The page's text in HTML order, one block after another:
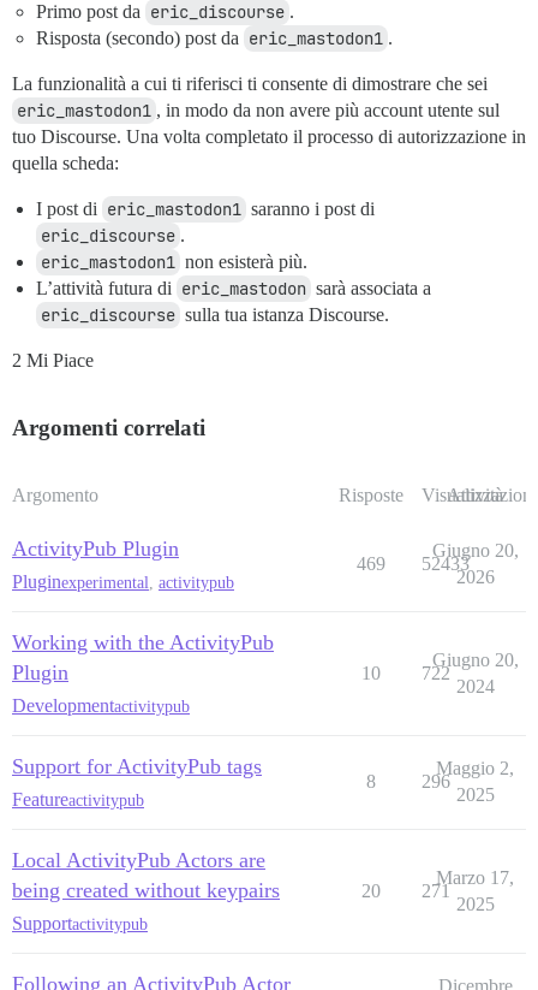
Primo post da eric_discourse .
Risposta (secondo) post da eric_mastodon1 .
La funzionalità a cui ti riferisci ti consente di dimostrare che sei
eric_mastodon1 , in modo da non avere più account utente sul
tuo Discourse. Una volta completato il processo di autorizzazione in
quella scheda:
I post di eric_mastodon1 saranno i post di
eric_discourse .
eric_mastodon1 non esisterà più.
L’attività futura di eric_mastodon sarà associata a
eric_discourse sulla tua istanza Discourse.
2 Mi Piace
Argomenti correlati
Argomento Risposte Visualizzazioni
Attività
ActivityPub Plugin
Pluginexperimental activitypub
469 52433
Giugno 20,
2026
Working with the ActivityPub
Plugin
Developmentactivitypub
10 722
Giugno 20,
2024
Support for ActivityPub tags
Featureactivitypub
8 296
Maggio 2,
2025
Local ActivityPub Actors are
being created without keypairs
Supportactivitypub
20 271
Marzo 17,
2025
Following an ActivityPub Actor